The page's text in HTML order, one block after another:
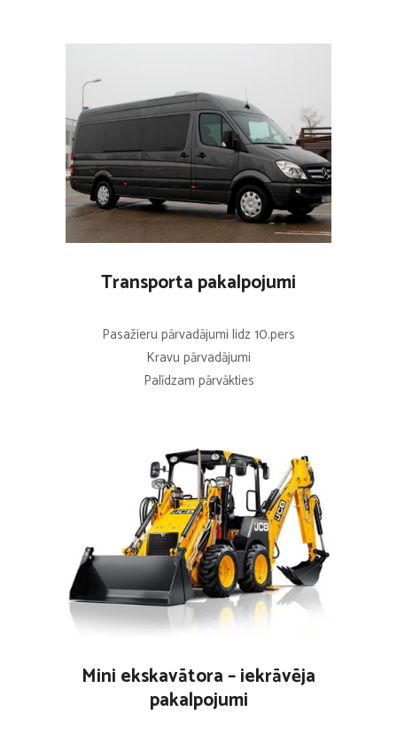
Transporta pakalpojumi
Pasažieru pārvadājumi lidz 10.pers
Kravu pārvadājumi
Palīdzam pārvākties
Mini ekskavātora – iekrāvēja
pakalpojumi